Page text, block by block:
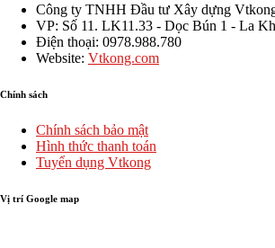
Công ty TNHH Đầu tư Xây dựng
VP: Số 11. LK11.33 - Dọc Bún 1 - La
Điện thoại: 0978.988.780
Website: Vtkong.com
Chính sách
Chính sách bảo mật
Hình thức thanh toán
Tuyển dụng Vtkong
Vị trí Google map